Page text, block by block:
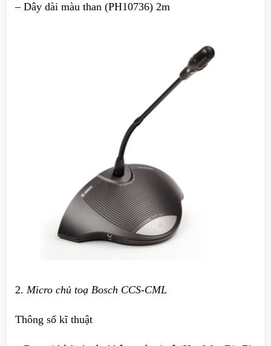
– Dây dài màu than (PH10736) 2m
2. Micro chủ toạ Bosch CCS-CML
Thông số kĩ thuật